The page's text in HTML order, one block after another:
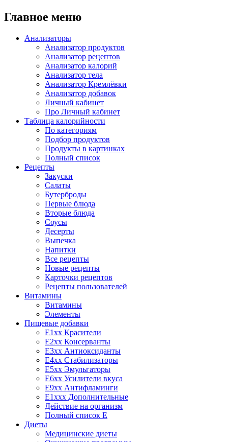
Главное меню
Анализаторы
Анализатор продуктов
Анализатор рецептов
Анализатор калорий
Анализатор тела
Анализатор Кремлёвки
Анализатор добавок
Личный кабинет
Про Личный кабинет
Таблица калорийности
По категориям
Подбор продуктов
Продукты в картинках
Полный список
Рецепты
Закуски
Салаты
Бутерброды
Первые блюда
Вторые блюда
Соусы
Десерты
Выпечка
Напитки
Все рецепты
Новые рецепты
Карточки рецептов
Рецепты пользователей
Витамины
Витамины
Элементы
Пищевые добавки
E1xx Красители
E2xx Консерванты
E3xx Антиоксиданты
E4xx Стабилизаторы
E5xx Эмульгаторы
E6xx Усилители вкуса
E9xx Антифламинги
E1xxx Дополнительные
Действие на организм
Полный список E
Диеты
Медицинские диеты